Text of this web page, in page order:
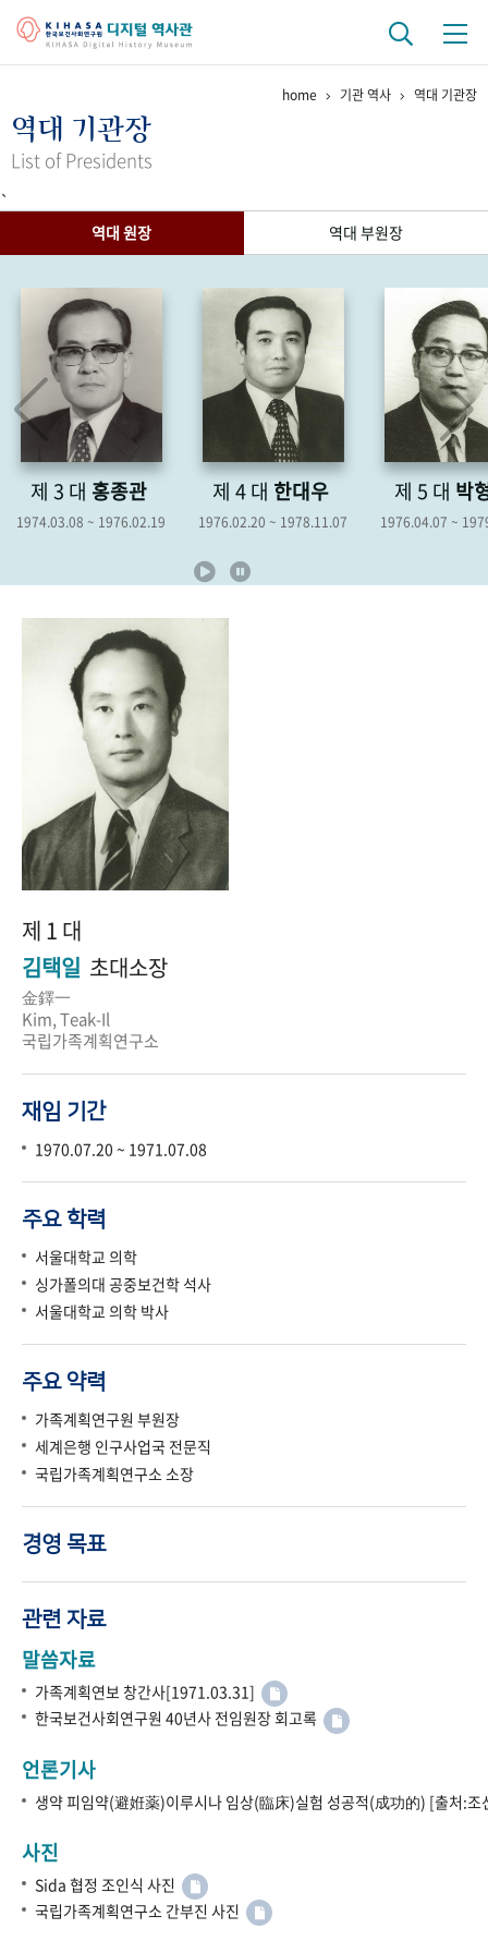
걸어온 길 기관 변천사
연구 역사
정책과 연구 키워드로 보는 연구 역사
연구자들
기록물 아카이브
사진 아카이브 문서 기록물 행정박물 영상 기록물
50+1주년 기념
성과 50선 숫자로 보는 50년 50 +1주년 광장
세계와 함께 한 KIHASA
home 기관 역사 역대 기관장
역대 기관장
List of Presidents
`
역대 원장
역대 부원장
제 3 대 홍종관
1974.03.08 ~ 1976.02.19
제 4 대 한대우
1976.02.20 ~ 1978.11.07
제 5 대 박
1976.04.07 ~
제 1 대
김택일 초대소장
金鐸一
Kim, Teak-Il
국립가족계획연구소
재임 기간
1970.07.20 ~ 1971.07.08
주요 학력
서울대학교 의학
싱가폴의대 공중보건학 석사
서울대학교 의학 박사
주요 약력
가족계획연구원 부원장
세계은행 인구사업국 전문직
국립가족계획연구소 소장
경영 목표
관련 자료
말씀자료
가족계획연보 창간사[1971.03.31]
한국보건사회연구원 40년사 전임원장 회고록
언론기사
생약 피임약(避姙薬)이루시나 임상(臨床)실험 성공적(成功的) [출처:
사진
Sida 협정 조인식 사진
국립가족계획연구소 간부진 사진